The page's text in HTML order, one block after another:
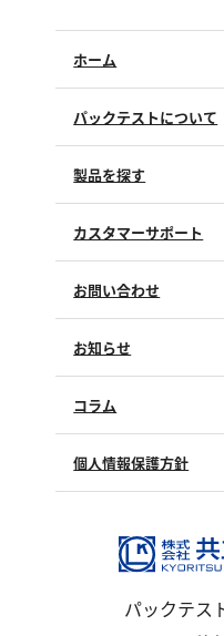
ホーム
パックテストについて
製品を探す
カスタマーサポート
製品のご購入について
SDSについて
水銀使用製品について
該非判定書について
お問い合わせ
試薬サンプル
製品カタログ
お知らせ
コラム
個人情報保護方針
パックテス
硫黄
硫化物（硫化水素）
亜硫酸
硫酸
窒素
アンモニウム
亜硝酸
硝酸
全窒素
その他